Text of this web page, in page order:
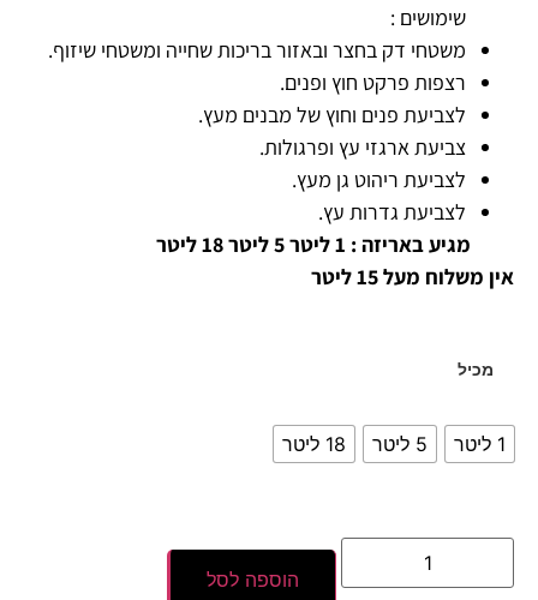
שימושים :
משטחי דק בחצר ובאזור בריכות שחייה ומשטחי שיזוף.
רצפות פרקט חוץ ופנים.
לצביעת פנים וחוץ של מבנים מעץ.
צביעת ארגזי עץ ופרגולות.
לצביעת ריהוט גן מעץ.
לצביעת גדרות עץ.
מגיע באריזה : 1 ליטר 5 ליטר 18 ליטר
אין משלוח מעל 15 ליטר
מכיל
1 ליטר 5 ליטר 18 ליטר
הוספה לסל